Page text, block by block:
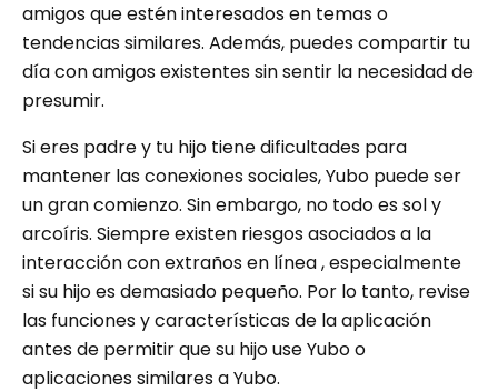
amigos que estén interesados ​​en temas o
tendencias similares. Además, puedes compartir tu
día con amigos existentes sin sentir la necesidad de
presumir.
Si eres padre y tu hijo tiene dificultades para
mantener las conexiones sociales, Yubo puede ser
un gran comienzo. Sin embargo, no todo es sol y
arcoíris. Siempre existen riesgos asociados a la
interacción con extraños en línea , especialmente
si su hijo es demasiado pequeño. Por lo tanto, revise
las funciones y características de la aplicación
antes de permitir que su hijo use Yubo o
aplicaciones similares a Yubo.